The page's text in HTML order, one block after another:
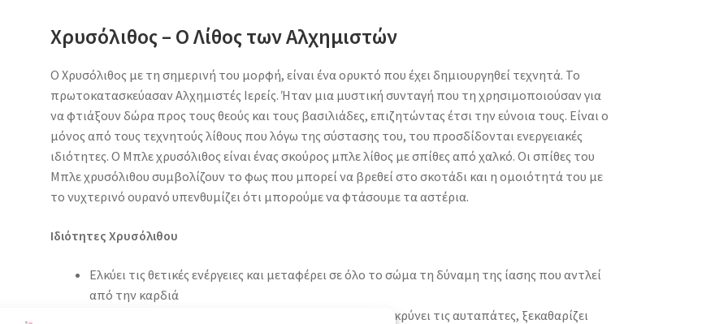
Χρυσόλιθος – Ο Λίθος των Αλχημιστών
Ο Χρυσόλιθος με τη σημερινή του μορφή, είναι ένα ορυκτό που έχει δημιουργηθεί τεχνητά. Το
πρωτοκατασκεύασαν Αλχημιστές Ιερείς. Ήταν μια μυστική συνταγή που τη χρησιμοποιούσαν για
να φτιάξουν δώρα προς τους θεούς και τους βασιλιάδες, επιζητώντας έτσι την εύνοια τους. Είναι ο
μόνος από τους τεχνητούς λίθους που λόγω της σύστασης του, του προσδίδονται ενεργειακές
ιδιότητες. Ο Μπλε χρυσόλιθος είναι ένας σκούρος μπλε λίθος με σπίθες από χαλκό. Οι σπίθες του
Μπλε χρυσόλιθου συμβολίζουν το φως που μπορεί να βρεθεί στο σκοτάδι και η ομοιότητά του με
το νυχτερινό ουρανό υπενθυμίζει ότι μπορούμε να φτάσουμε τα αστέρια.
Ιδιότητες Χρυσόλιθου
Ελκύει τις θετικές ενέργειες και μεταφέρει σε όλο το σώμα τη δύναμη της ίασης που αντλεί
από την καρδιά
Φέρνει ενόραση, ανακουφίζει την κατάθλιψη & απομακρύνει τις αυταπάτες, ξεκαθαρίζει